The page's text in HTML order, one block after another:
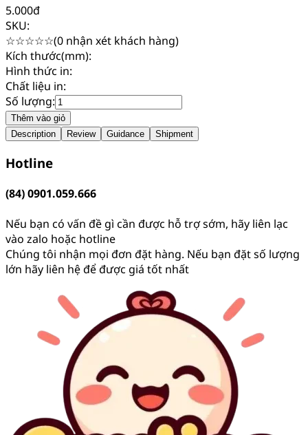
5.000đ
SKU:
☆☆☆☆☆(0 nhận xét khách hàng)
Kích thước(mm):
Hình thức in:
Chất liệu in:
Số lượng:
Thêm vào giỏ
Description
Review Guidance Shipment
Hotline
(84) 0901.059.666
Nếu bạn có vấn đề gì cần được hỗ trợ sớm, hãy liên lạc
vào zalo hoặc hotline
Chúng tôi nhận mọi đơn đặt hàng. Nếu bạn đặt số lượng
lớn hãy liên hệ để được giá tốt nhất